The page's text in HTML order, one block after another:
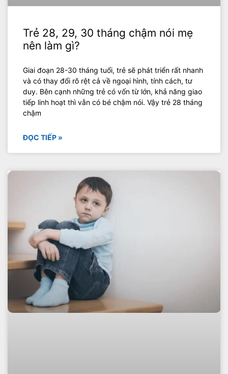
Trẻ 28, 29, 30 tháng chậm nói mẹ
nên làm gì?
Giai đoạn 28-30 tháng tuổi, trẻ sẽ phát triển rất nhanh
và có thay đổi rõ rệt cả về ngoại hình, tính cách, tư
duy. Bên cạnh những trẻ có vốn từ lớn, khả năng giao
tiếp linh hoạt thì vẫn có bé chậm nói. Vậy trẻ 28 tháng
chậm
ĐỌC TIẾP »